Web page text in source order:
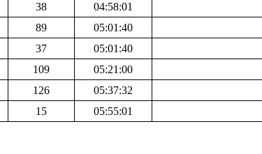
38
04:58:01
89
05:01:40
37
05:01:40
109
05:21:00
126
05:37:32
15 05:55:01